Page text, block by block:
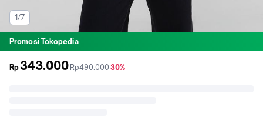
1/7
Promosi Tokopedia
Rp 343.000sebelum
Rp490.000diskon
30%